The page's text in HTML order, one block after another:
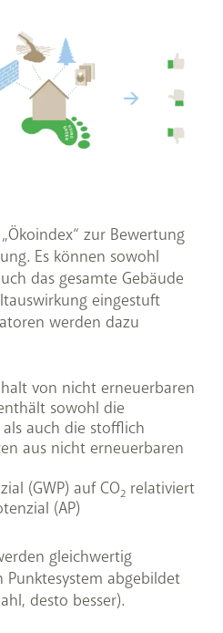
zur Bewertung
Es können sowohl
das gesamte Gebäude
eingestuft
werden dazu
von nicht erneuerbaren
sowohl die
auch die stofflich
aus nicht erneuerbaren
(GWP) auf CO2 relativiert
(AP)
gleichwertig
abgebildet
desto besser).